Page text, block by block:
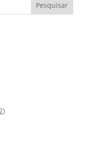
Pesquisar